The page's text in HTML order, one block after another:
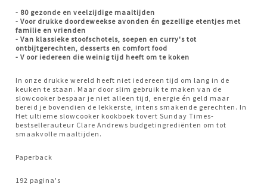
- 80 gezonde en veelzijdige maaltijden
- Voor drukke doordeweekse avonden én gezellige etentjes met
familie en vrienden
- Van klassieke stoofschotels, soepen en curry's tot
ontbijtgerechten, desserts en comfort food
- V oor iedereen die weinig tijd heeft om te koken
In onze drukke wereld heeft niet iedereen tijd om lang in de
keuken te staan. Maar door slim gebruik te maken van de
slowcooker bespaar je niet alleen tijd, energie én geld maar
bereid je bovendien de lekkerste, intens smakende gerechten. In
Het ultieme slowcooker kookboek tovert Sunday Times-
bestsellerauteur Clare Andrews budgetingrediënten om tot
smaakvolle maaltijden.
Paperback
192 pagina's